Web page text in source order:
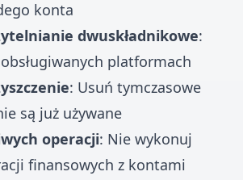
konta
dwuskładnikowe:
obsługiwanych platformach
: Usuń tymczasowe
są już używane
operacji: Nie wykonuj
finansowych z kontami